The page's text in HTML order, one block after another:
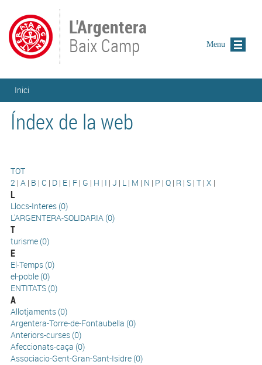
L'Argentera
Baix Camp
Esteu aquí
Inici
Índex de la web
TOT
2 | A | B | C | D | E | F | G | H | I | J | L | M | N | P | Q | R | S | T | X |
L
Llocs-Interes (0)
L'ARGENTERA-SOLIDARIA (0)
T
turisme (0)
E
El-Temps (0)
el-poble (0)
ENTITATS (0)
A
Allotjaments (0)
Argentera-Torre-de-Fontaubella (0)
Anteriors-curses (0)
Afeccionats-caça (0)
Associacio-Gent-Gran-Sant-Isidre (0)
Menu